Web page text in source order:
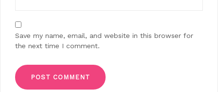
Save my name, email, and website in this browser for
the next time I comment.